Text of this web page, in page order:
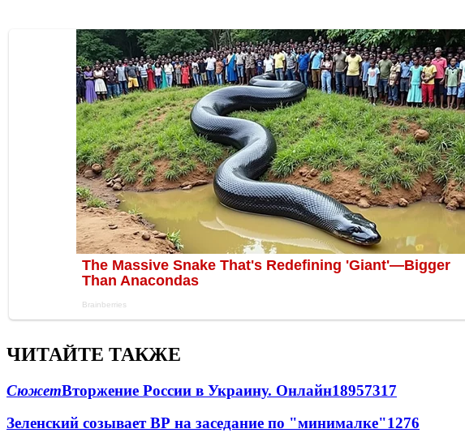
ЧИТАЙТЕ ТАКЖЕ
СюжетВторжение России в Украину. Онлайн18957317
Зеленский созывает ВР на заседание по "минималке"1276